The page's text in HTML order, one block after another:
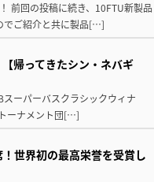
前回の投稿に続き、10FTU新製品
でご紹介と共に製品[…]
帰ってきたシン・ネバギ
ーパーバスクラシックウィナ
ーナメント団[…]
世界初の最高栄誉を受賞し